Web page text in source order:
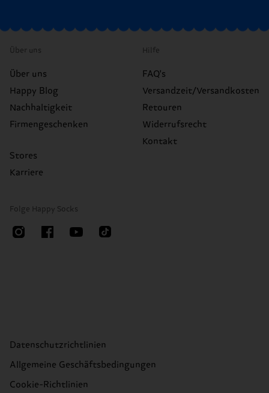
Über uns
Über uns
Happy Blog
Nachhaltigkeit
Firmengeschenken
Stores
Karriere
Hilfe
FAQ's
Versandzeit/Versandkosten
Retouren
Widerrufsrecht
Kontakt
Folge Happy Socks
Datenschutzrichtlinien
Allgemeine Geschäftsbedingungen
Cookie-Richtlinien